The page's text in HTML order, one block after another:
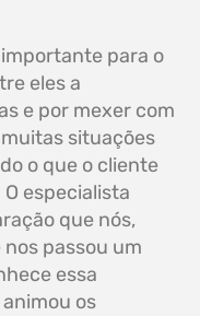
para o
eles a
e por mexer com
situações
o que o cliente
especialista
que nós,
passou um
essa
os